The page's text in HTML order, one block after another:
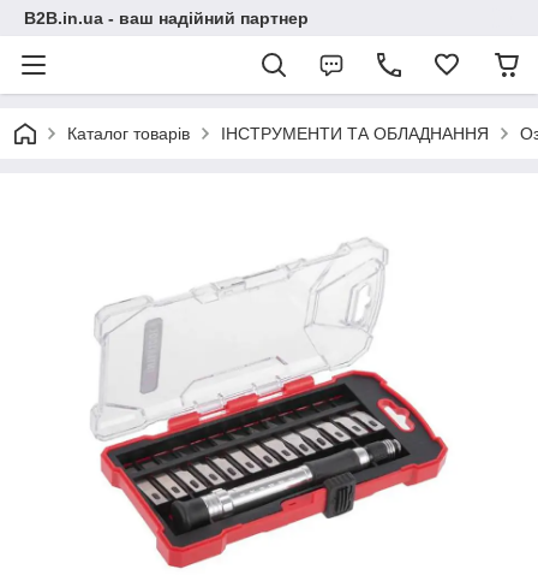
B2B.in.ua - ваш надійний партнер
Каталог товарів ІНСТРУМЕНТИ ТА ОБЛАДНАННЯ